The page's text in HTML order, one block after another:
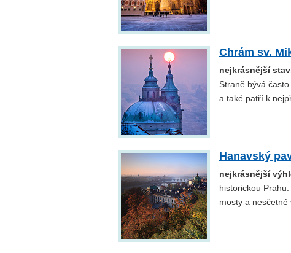
Chrám sv.
nejkrásnější
Straně bývá
a také patří k
Hanavský
nejkrásnější
historickou
mosty a